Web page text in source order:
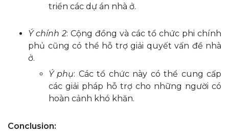
triển các dự án nhà ở.
Ý chính 2: Cộng đồng và các tổ chức phi chính
phủ cũng có thể hỗ trợ giải quyết vấn đề nhà
ở.
Ý phụ: Các tổ chức này có thể cung cấp
các giải pháp hỗ trợ cho những người có
hoàn cảnh khó khăn.
Conclusion: